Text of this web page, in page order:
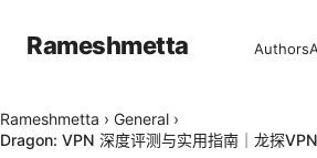
Rameshmetta Authors
Rameshmetta › General ›
Dragon: VPN 深度评测与实用指南｜龙探